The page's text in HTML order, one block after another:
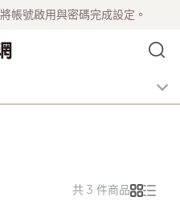
帳號啟用與密碼完成設定。
共 3 件商品